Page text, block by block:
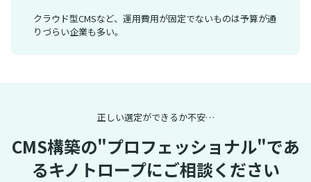
クラウド型CMSなど、運用費用が固定でないものは予算が通
りづらい企業も多い。
正しい選定ができるか不安…
CMS構築の"プロフェッショナル"であ
るキノトロープにご相談ください